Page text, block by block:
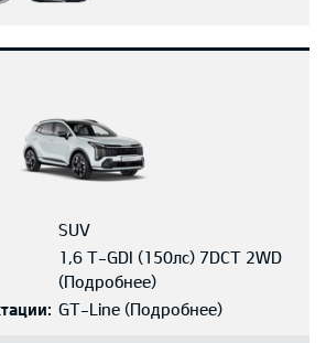
SUV
1,6 T-GDI (150лс) 7DCT 2WD
(Подробнее)
GT-Line (Подробнее)